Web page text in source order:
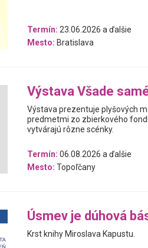
Termín: 23.06.2026 a ďalšie
Mesto: Bratislava
Výstava Všade
Výstava prezentuje plyšových
predmetmi zo zbierkového
vytvárajú rôzne scénky.
Termín: 06.08.2026 a ďalšie
Mesto: Topoľčany
Úsmev je dúhová
Krst knihy Miroslava Kapustu.